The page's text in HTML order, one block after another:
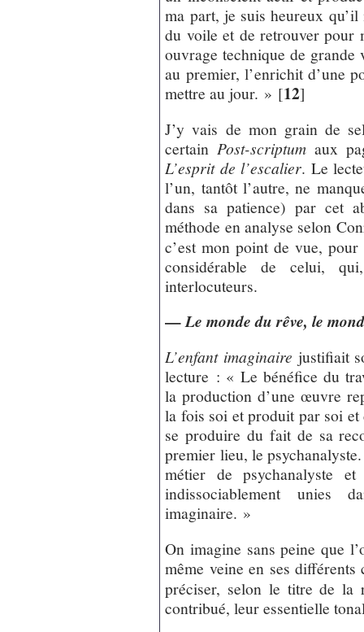
ma part, je suis heureux
du voile et de retrouver pour
ouvrage technique de
au premier, l’enrichit d’une
mettre au jour. » [12]
J’y vais de mon grain de
certainPost-scriptum aux
L’esprit de l’escalier. Le
l’un, tantôt l’autre, ne
dans sa patience) par cet
méthode en analyse selon
c’est mon point de vue,
considérable de celui,
interlocuteurs.
—Le monde du rêve, le
L’enfant imaginaire justifiait
lecture : « Le bénéfice du
la production d’une œuvre
la fois soi et produit par soi et
se produire du fait de sa
premier lieu, le
métier de psychanalyste
indissociablement
imaginaire. »
On imagine sans peine que
même veine en ses différents
préciser, selon le titre de la
contribué, leur essentielle